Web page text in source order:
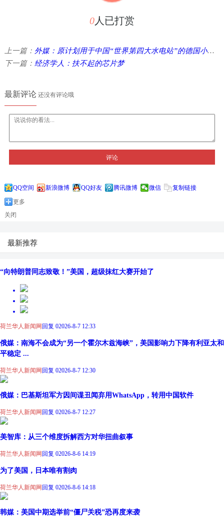
0人已打赏
上一篇： 外媒：原计划用于中国“世界第四大水电站”的德国小型工业计算机突然改为中国国产，重 ...
下一篇： 经济学人：扶不起的芯片梦
最新评论还没有评论哦
评论
QQ空间 新浪微博 QQ好友 腾讯微博 微信
复制链接
更多
关闭
最新推荐
“向特朗普同志致敬！”美国，超级抹红大赛开始了
荷兰华人新闻网回复 02026-8-7 12:33
俄媒：南海不会成为“另一个霍尔木兹海峡”，美国影响力下降有利亚太和
平稳定 ...
荷兰华人新闻网回复 02026-8-7 12:30
俄媒：巴基斯坦军方因间谍丑闻弃用WhatsApp，转用中国软件
荷兰华人新闻网 回复 02026-8-7 12:27
美智库：从三个维度拆解西方对华扭曲叙事
荷兰华人新闻网 回复 02026-8-6 14:19
为了美国，日本唯有割肉
荷兰华人新闻网 回复 02026-8-6 14:18
韩媒：美国中期选举前“僵尸关税”恐再度来袭